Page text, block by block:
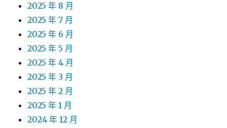
2025 年 8 月
2025 年 7 月
2025 年 6 月
2025 年 5 月
2025 年 4 月
2025 年 3 月
2025 年 2 月
2025 年 1 月
2024 年 12 月